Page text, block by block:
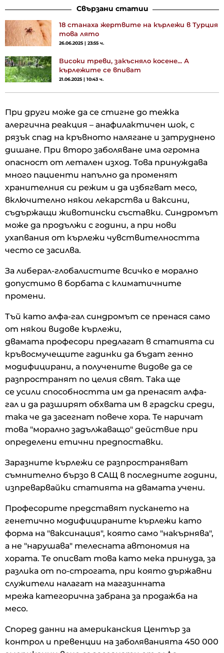
Свързани статии
18 станаха жертвите на кърлежи в Турция
това лято
26.06.2025 | 23:55 ч.
Високи треви, закъсняло косене... А
кърлежите се впиват
21.06.2025 | 10:43 ч.
При други може да се стигне до тежка
алергична реакция – анафилактичен шок, с
рязък спад на кръвното налягане и затруднено
дишане. При второ заболяване има огромна
опасност от летален изход. Това принуждава
много пациенти напълно да променят
хранителния си режим и да избягват месо,
включително някои лекарства и ваксини,
съдържащи животински съставки. Синдромът
може да продължи с години, а при нови
ухапвания от кърлежи чувствителността
често се засилва.
За либерал-глобалистите всичко е морално
допустимо в борбата с климатичните
промени.
Тъй като алфа-гал синдромът се пренася само
от някои видове кърлежи,
двамата професори предлагат в статията си
кръвосмучещите гадинки да бъдат генно
модифицирани, а получените видове да се
разпространят по целия свят. Така ще
се усили способността им да пренасят алфа-
гал и да разширят обхвата им в градски среди,
така че да засегнат повече хора. Те наричат
това "морално задължаващо" действие при
определени етични предпоставки.
Заразните кърлежи се разпространяват
съмнително бързо в САЩ в последните години,
изпреварвайки статията на двамата учени.
Професорите представят пускането на
генетично модифицираните кърлежи като
форма на "ваксинация", която само "накърнява",
а не "нарушава" телесната автономия на
хората. Те описват това като мека принуда, за
разлика от по-строгата, при която държавни
служители налагат на магазинната
мрежа категорична забрана за продажба на
месо.
Според данни на американския Център за
контрол и превенции на заболяванията 450 000